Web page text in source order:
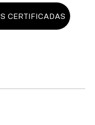
CERTIFICADAS